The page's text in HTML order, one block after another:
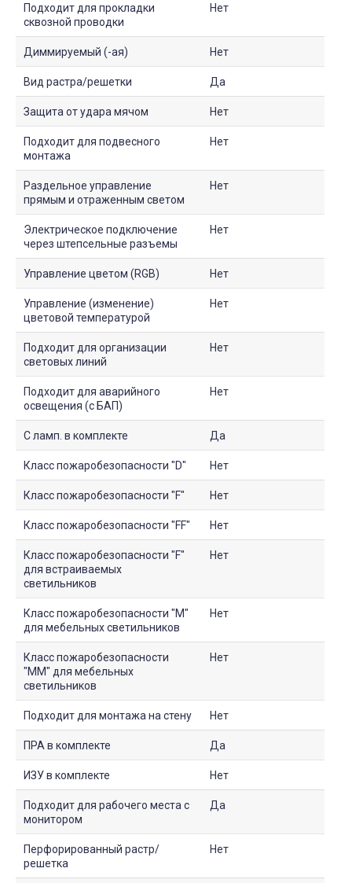
Подходит для прокладки
сквозной проводки
Нет
Диммируемый (-ая) Нет
Вид растра/решетки Да
Защита от удара мячом Нет
Подходит для подвесного
монтажа
Нет
Раздельное управление
прямым и отраженным светом
Нет
Электрическое подключение
через штепсельные разъемы
Нет
Управление цветом (RGB) Нет
Управление (изменение)
цветовой температурой
Нет
Подходит для организации
световых линий
Нет
Подходит для аварийного
освещения (с БАП)
Нет
С ламп. в комплекте Да
Класс пожаробезопасности "D" Нет
Класс пожаробезопасности "F" Нет
Класс пожаробезопасности "FF" Нет
Класс пожаробезопасности "F"
для встраиваемых
светильников
Нет
Класс пожаробезопасности "М"
для мебельных светильников
Нет
Класс пожаробезопасности
"ММ" для мебельных
светильников
Нет
Подходит для монтажа на стену Нет
ПРА в комплекте Да
ИЗУ в комплекте Нет
Подходит для рабочего места с
монитором
Да
Перфорированный растр/
решетка
Нет